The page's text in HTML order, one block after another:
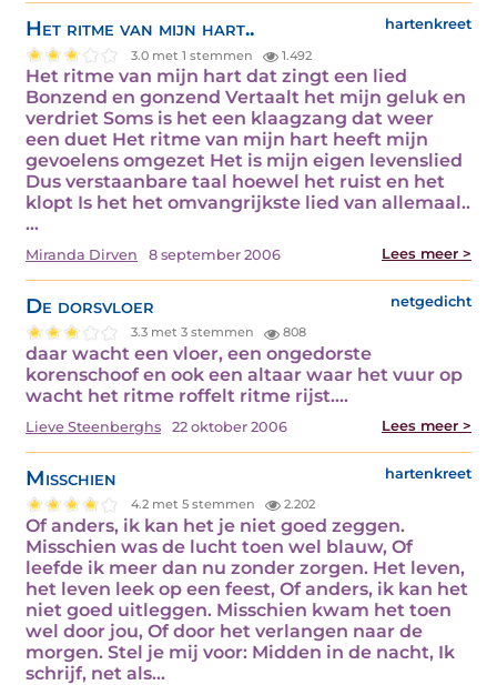
Het ritme van mijn hart.. hartenkreet
3.0 met 1 stemmen 1.492
Het ritme van mijn hart dat zingt een lied
Bonzend en gonzend Vertaalt het mijn geluk en
verdriet Soms is het een klaagzang dat weer
een duet Het ritme van mijn hart heeft mijn
gevoelens omgezet Het is mijn eigen levenslied
Dus verstaanbare taal hoewel het ruist en het
klopt Is het het omvangrijkste lied van allemaal..
…
Miranda Dirven 8 september 2006 Lees meer >
De dorsvloer netgedicht
3.3 met 3 stemmen 808
daar wacht een vloer, een ongedorste
korenschoof en ook een altaar waar het vuur op
wacht het ritme roffelt ritme rijst.…
Lieve Steenberghs 22 oktober 2006 Lees meer >
Misschien hartenkreet
4.2 met 5 stemmen 2.202
Of anders, ik kan het je niet goed zeggen.
Misschien was de lucht toen wel blauw, Of
leefde ik meer dan nu zonder zorgen. Het leven,
het leven leek op een feest, Of anders, ik kan het
niet goed uitleggen. Misschien kwam het toen
wel door jou, Of door het verlangen naar de
morgen. Stel je mij voor: Midden in de nacht, Ik
schrijf, net als…